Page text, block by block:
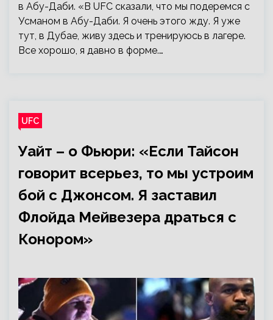
в Абу-Даби. «В UFC сказали, что мы подеремся с
Усманом в Абу-Даби. Я очень этого жду. Я уже
тут, в Дубае, живу здесь и тренируюсь в лагере.
Все хорошо, я давно в форме.…
UFC
Уайт – о Фьюри: «Если Тайсон
говорит всерьез, то мы устроим
бой с Джонсом. Я заставил
Флойда Мейвезера драться с
Конором»